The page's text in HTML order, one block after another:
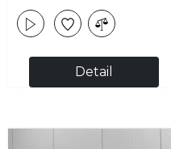
Detail